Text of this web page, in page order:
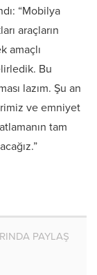
“Mobilya
araçların
amaçlı
Bu
lazım. Şu an
ve emniyet
tam
PAYLAŞ